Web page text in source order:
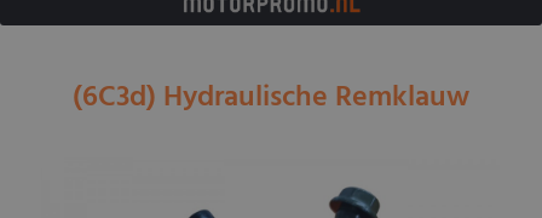
(6C3d) Hydraulische Remklauw